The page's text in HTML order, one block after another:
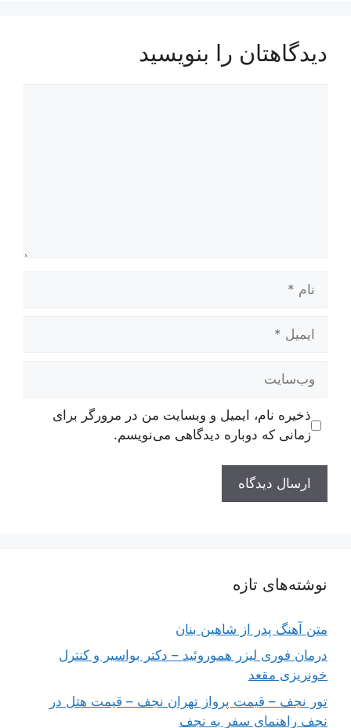
دیدگاهتان را بنویسید
ایمیل
وب‌سایت
ذخیره نام، ایمیل و وبسایت من در مرورگر برای
زمانی که دوباره دیدگاهی می‌نویسم.
نوشته‌های تازه
متن آهنگ پدر از شاهین بنان
درمان فوری لیزر هموروئید – دکتر بواسیر و کنترل
خونریزی مقعد
تور نجف – قیمت پرواز تهران نجف – قیمت هتل در
نجف راهنمای سفر به نجف